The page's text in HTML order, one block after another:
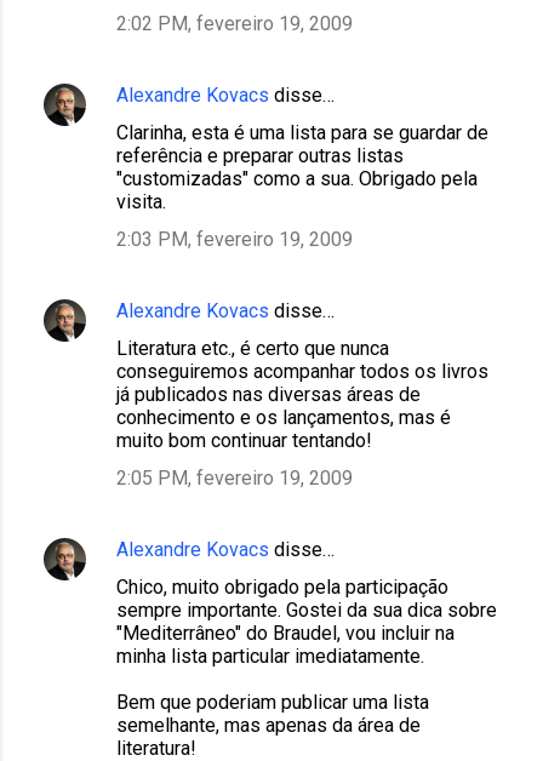
2:02 PM, fevereiro 19, 2009
Alexandre Kovacs disse…
Clarinha, esta é uma lista para se guardar de
referência e preparar outras listas
"customizadas" como a sua. Obrigado pela
visita.
2:03 PM, fevereiro 19, 2009
Alexandre Kovacs disse…
Literatura etc., é certo que nunca
conseguiremos acompanhar todos os livros
já publicados nas diversas áreas de
conhecimento e os lançamentos, mas é
muito bom continuar tentando!
2:05 PM, fevereiro 19, 2009
Alexandre Kovacs disse…
Chico, muito obrigado pela participação
sempre importante. Gostei da sua dica sobre
"Mediterrâneo" do Braudel, vou incluir na
minha lista particular imediatamente.
Bem que poderiam publicar uma lista
semelhante, mas apenas da área de
literatura!